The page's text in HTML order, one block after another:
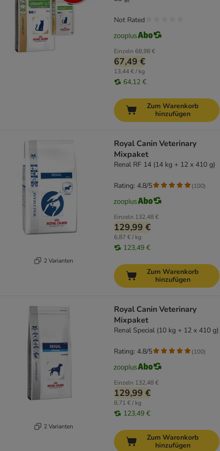
Einzeln 68,98 €
67,49 €
13,44 € / kg
64,12 €
Not Rated
Zum Warenkorb
hinzufügen
2 Varianten
Royal Canin Veterinary
Mixpaket
Renal RF 14 (14 kg + 12 x 410 g)
Einzeln 132,48 €
129,99 €
6,87 € / kg
123,49 €
Rating: 4.8/5 (100)
Zum Warenkorb
hinzufügen
2 Varianten
Royal Canin Veterinary
Mixpaket
Renal Special (10 kg + 12 x 410 g)
Einzeln 132,48 €
129,99 €
8,71 € / kg
123,49 €
Rating: 4.8/5 (100)
Zum Warenkorb
hinzufügen